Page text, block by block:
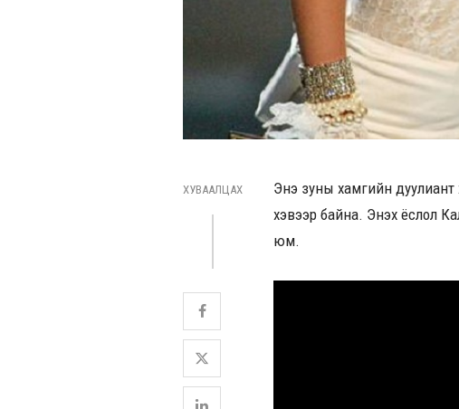
ХУВААЛЦАХ
Энэ зуны хамгийн
хэвээр байна. Энэхүү ёслол
юм.